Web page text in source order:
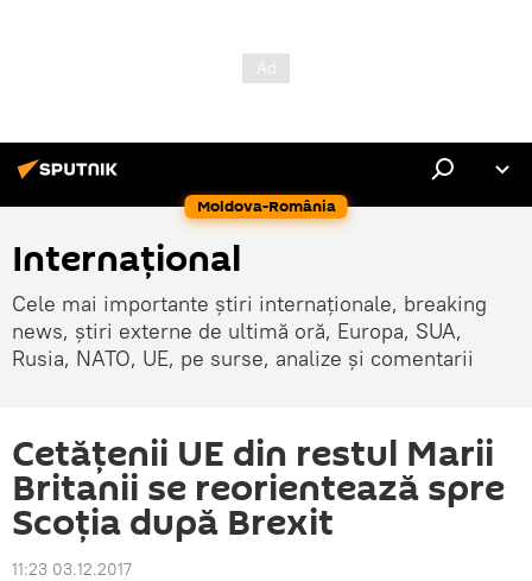
Moldova-România
Internaţional
Cele mai importante știri internaționale, breaking
news, știri externe de ultimă oră, Europa, SUA,
Rusia, NATO, UE, pe surse, analize și comentarii
Cetățenii UE din restul Marii
Britanii se reorientează spre
Scoția după Brexit
11:23 03.12.2017